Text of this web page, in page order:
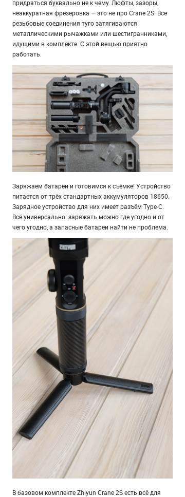
придраться буквально не к чему. Люфты, зазоры,
неаккуратная фрезеровка — это не про Crane 2S. Все
резьбовые соединения туго затягиваются
металлическими рычажками или шестигранниками,
идущими в комплекте. С этой вещью приятно
работать.
Заряжаем батареи и готовимся к съёмке! Устройство
питается от трёх стандартных аккумуляторов 18650.
Зарядное устройство для них имеет разъём Type-C.
Всё универсально: заряжать можно где угодно и от
чего угодно, а запасные батареи найти не проблема.
В базовом комплекте Zhiyun Crane 2S есть всё для